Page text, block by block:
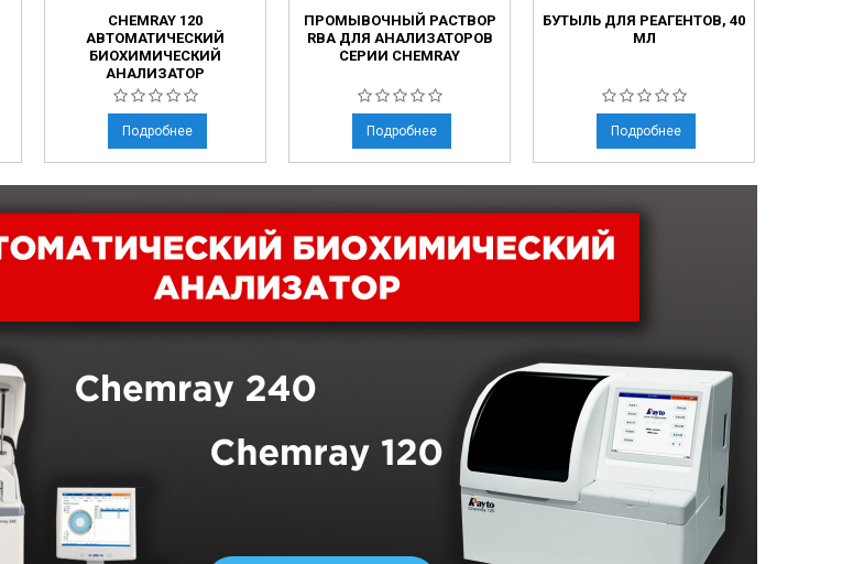
CHEMRAY 120
АВТОМАТИЧЕСКИЙ
БИОХИМИЧЕСКИЙ
АНАЛИЗАТОР
Подробнее
ПРОМЫВОЧНЫЙ РАСТВОР
RBA ДЛЯ АНАЛИЗАТОРОВ
СЕРИИ CHEMRAY
Подробнее
БУТЫЛЬ ДЛЯ РЕАГЕНТОВ, 40
МЛ
Подробнее